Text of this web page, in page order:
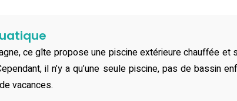
ce gîte propose une piscine extérieure chauffée et
il n’y a qu’une seule piscine, pas de bassin
vacances.